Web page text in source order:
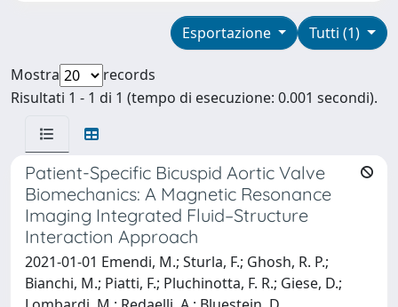
Tutti (1)
Esportazione
Mostra
records
Risultati 1 - 1 di 1 (tempo di esecuzione: 0.001 secondi).
Patient-Specific Bicuspid Aortic Valve
Biomechanics: A Magnetic Resonance
Imaging Integrated Fluid–Structure
Interaction Approach
2021-01-01 Emendi, M.; Sturla, F.; Ghosh, R. P.;
Bianchi, M.; Piatti, F.; Pluchinotta, F. R.; Giese, D.;